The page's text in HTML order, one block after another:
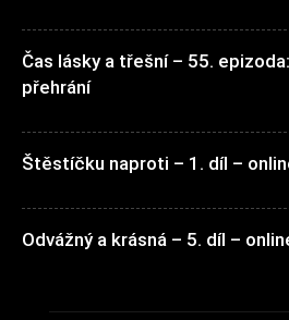
Čas lásky a třešní – 55.
přehrání
Štěstíčku naproti – 1. díl –
Odvážný a krásná – 5. díl –